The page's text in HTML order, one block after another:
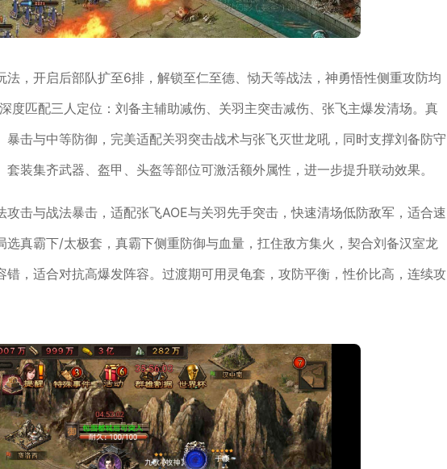
法，开启后部队扩至6排，解锁至仁至德、恸天等战法，神勇悟性侧重攻防均
度匹配三人定位：刘备主辅助减伤、关羽主突击减伤、张飞主爆发清场。真
击与中等防御，完美适配关羽突击战术与张飞灭世龙吼，同时支撑刘备防守
装集齐武器、盔甲、头盔等部位可激活额外属性，进一步提升联动效果。
击与战法暴击，适配张飞AOE与关羽先手突击，快速清场低防敌军，适合速
真霸下/太极套，真霸下侧重防御与血量，扛住敌方集火，契合刘备汉室龙
，适合对抗高爆发阵容。过渡期可用灵龟套，攻防平衡，性价比高，连续攻